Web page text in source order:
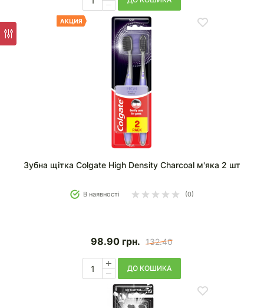
Зубна щітка Colgate High Density Charcoal м'яка 2 шт
В наявності (0)
98.90 грн. 132.40
ДО КОШИКА